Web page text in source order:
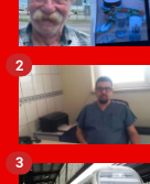
2
3